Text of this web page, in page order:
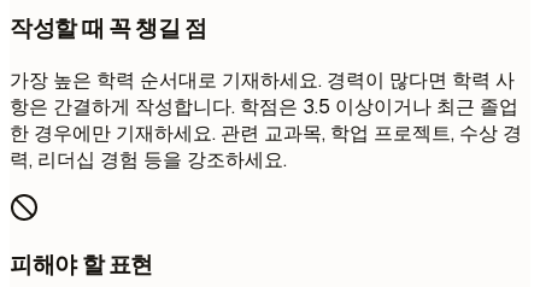
작성할 때 꼭 챙길 점
가장 높은 학력 순서대로 기재하세요. 경력이 많다면 학력 사
항은 간결하게 작성합니다. 학점은 3.5 이상이거나 최근 졸업
한 경우에만 기재하세요. 관련 교과목, 학업 프로젝트, 수상 경
력, 리더십 경험 등을 강조하세요.
피해야 할 표현